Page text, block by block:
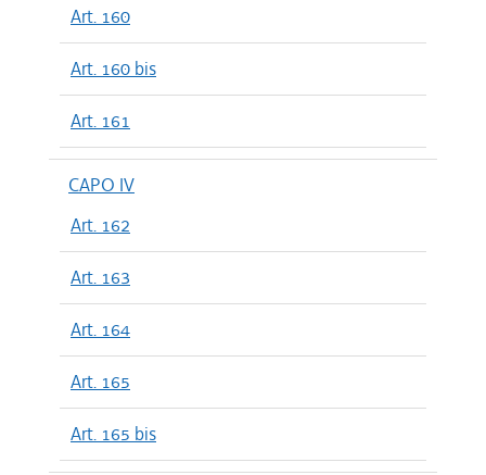
Art. 160
Art. 160 bis
Art. 161
CAPO IV
Art. 162
Art. 163
Art. 164
Art. 165
Art. 165 bis